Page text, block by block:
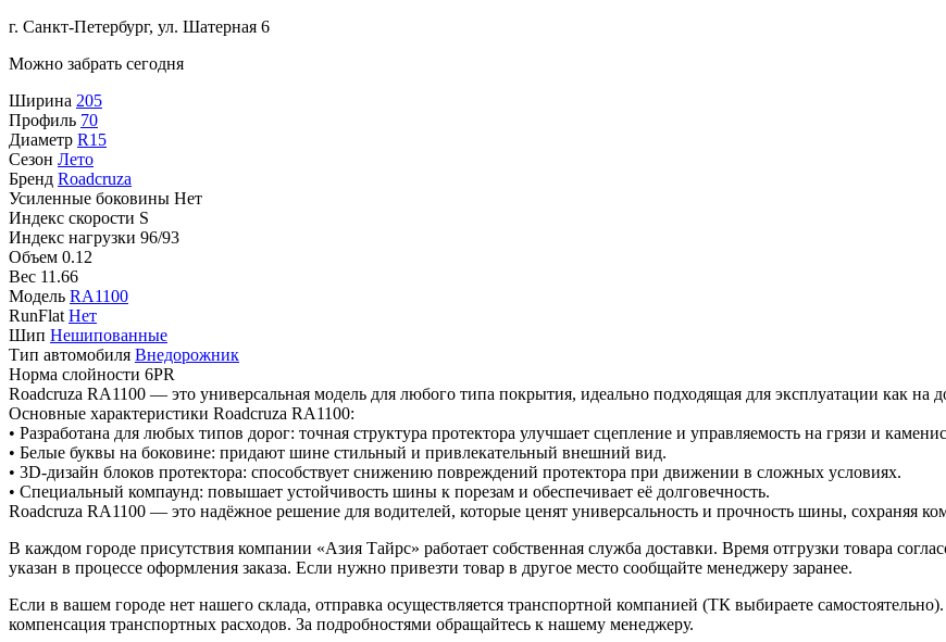
г. Санкт-Петербург, ул. Шатерная 6
Можно забрать сегодня
Ширина 205
Профиль 70
Диаметр R15
Сезон Лето
Бренд Roadcruza
Усиленные боковины Нет
Индекс скорости S
Индекс нагрузки 96/93
Объем 0.12
Вес 11.66
Модель RA1100
RunFlat Нет
Шип Нешипованные
Тип автомобиля Внедорожник
Норма слойности 6PR
Roadcruza RA1100 — это универсальная модель для любого типа покрытия, идеально подходящая для эксплуатации как на
Основные характеристики Roadcruza RA1100:
• Разработана для любых типов дорог: точная структура протектора улучшает сцепление и управляемость на грязи и
• Белые буквы на боковине: придают шине стильный и привлекательный внешний вид.
• 3D-дизайн блоков протектора: способствует снижению повреждений протектора при движении в сложных условиях.
• Специальный компаунд: повышает устойчивость шины к порезам и обеспечивает её долговечность.
Roadcruza RA1100 — это надёжное решение для водителей, которые ценят универсальность и прочность шины, сохраняя
В каждом городе присутствия компании «Азия Тайрс» работает собственная служба доставки. Время отгрузки товара
указан в процессе оформления заказа. Если нужно привезти товар в другое место сообщайте менеджеру заранее.
Если в вашем городе нет нашего склада, отправка осуществляется транспортной компанией (ТК выбираете
компенсация транспортных расходов. За подробностями обращайтесь к нашему менеджеру.